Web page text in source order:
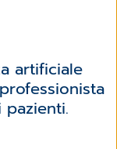
artificiale